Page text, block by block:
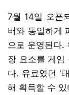
7월 14일 오픈
버와 동일하게
으로 운영된다.
장 요소를 게임
다. 유료였던 '
해 획득할 수 있